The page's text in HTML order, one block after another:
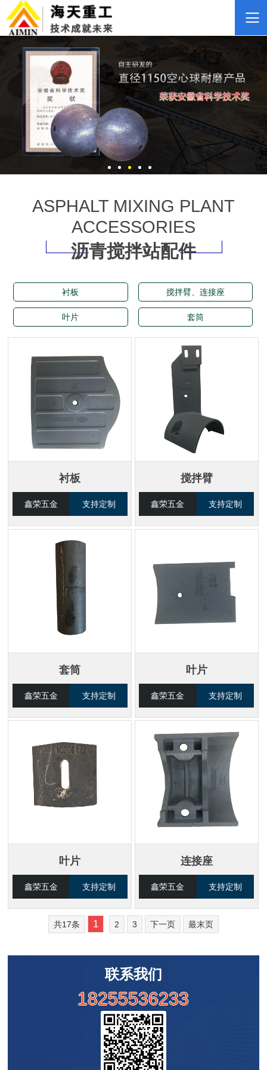
ASPHALT MIXING PLANT
ACCESSORIES
沥青搅拌站配件
衬板 搅拌臂、连接座
叶片 套筒
衬板
鑫荣五金 支持定制
搅拌臂
鑫荣五金 支持定制
套筒
鑫荣五金 支持定制
叶片
鑫荣五金 支持定制
叶片
鑫荣五金 支持定制
连接座
鑫荣五金 支持定制
共17条 1 2 3 下一页 最末页
联系我们
18255536233